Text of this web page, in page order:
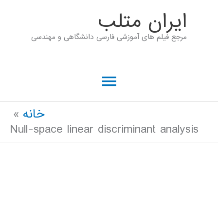
ايران متلب
مرجع فیلم های آموزشی فارسی دانشگاهی و مهندسی
فهرست
خانه
Null-space linear discriminant analysis